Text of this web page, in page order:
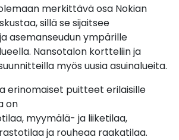
merkittävä osa Nokian
sillä se sijaitsee
asemanseudun ympärille
Nansotalon kortteliin ja
myös uusia asuinalueita.
erinomaiset puitteet erilaisille
on
myymälä- ja liiketilaa,
ja rouheaa raakatilaa.